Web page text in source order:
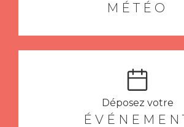
MÉTÉO
Déposez votre